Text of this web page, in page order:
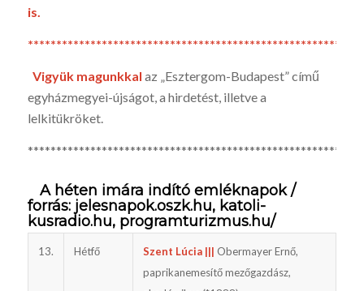
is.
*********************************************************
Vigyük magunkkal az „Esztergom-Budapest” című
egyházmegyei-újságot, a hirdetést, illetve a
lelkitükröket.
A héten imára indító emléknapok /
forrás: jelesnapok.oszk.hu,katoli­
kusradio.hu, programturizmus.hu/
13. Hétfő Szent Lúcia ||| Obermayer Ernő,
paprikanemesítő mezőgazdász,